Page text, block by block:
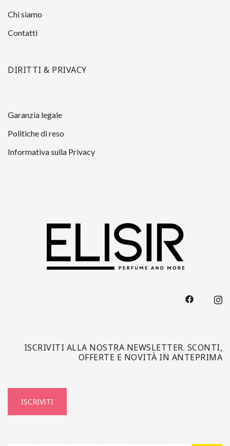
Chi siamo
Contatti
DIRITTI & PRIVACY
Garanzia legale
Politiche di reso
Informativa sulla Privacy
ISCRIVITI ALLA NOSTRA NEWSLETTER. SCONTI,
OFFERTE E NOVITÀ IN ANTEPRIMA
ISCRIVITI